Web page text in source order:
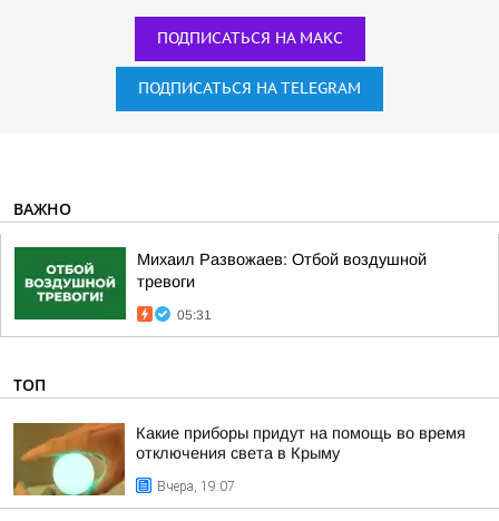
ПОДПИСАТЬСЯ НА МАКС
ПОДПИСАТЬСЯ НА TELEGRAM
ВАЖНО
Михаил Развожаев: Отбой воздушной
тревоги
05:31
ТОП
Какие приборы придут на помощь во время
отключения света в Крыму
Вчера, 19:07